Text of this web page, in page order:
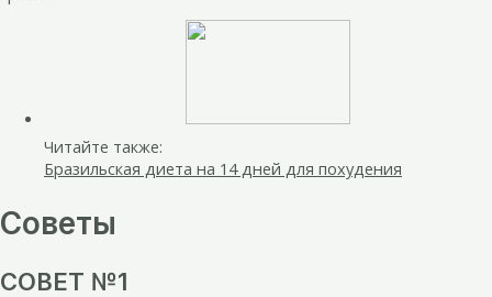
Читайте также:
Бразильская диета на 14 дней для похудения
Советы
СОВЕТ №1